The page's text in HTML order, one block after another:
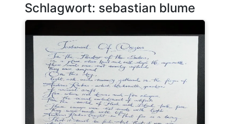
Schlagwort: sebastian blume